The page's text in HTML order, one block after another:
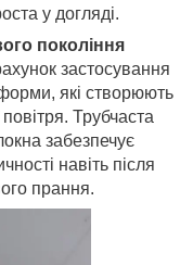
у догляді.
покоління
застосування
які створюють
Трубчаста
забезпечує
навіть після
прання.